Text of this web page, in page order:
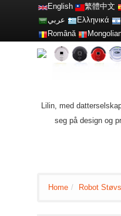
English 繁體中文
عربي
Ελληνικά
Română
Lilin, med
seg på design og
Home / Robot